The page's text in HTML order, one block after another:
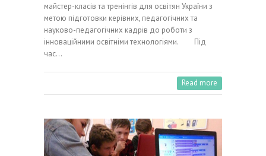
майстер-класів та тренінгів для освітян України з
метою підготовки керівних, педагогічних та
науково-педагогічних кадрів до роботи з
інноваційними освітніми технологіями. Під
час…
Read more